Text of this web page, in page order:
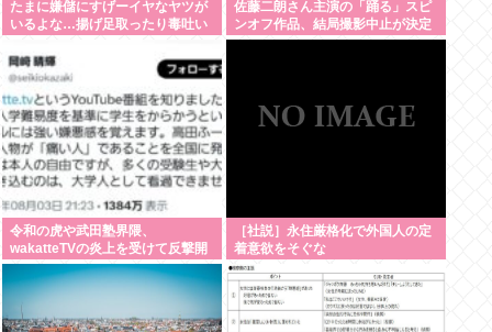
たまに嫌儲にすげーイヤなヤツが
いるよな…揚げ足取ったり毒吐い
佐藤二朗さん主演の「踊る」スピ
ンオフ作品、結局撮影中止が決定
www
令和の虎や武田塾界隈、
wakatteTVの炎上を受けて反撃開
始
［社説］永住厳格化で外国人の定
着意欲をそぐな